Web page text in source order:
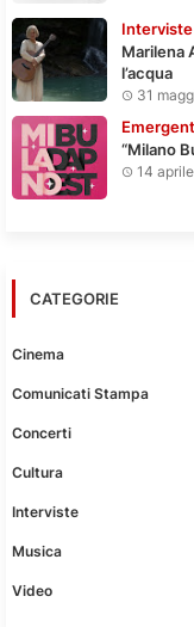
Interviste
Marilena
l’acqua
31
“Milano
14 aprile
CATEGORIE
Cinema
Comunicati Stampa
Concerti
Cultura
Interviste
Musica
Video